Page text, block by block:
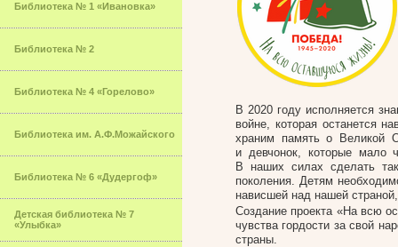
Библиотека № 1 «Ивановка»
Библиотека № 2
Библиотека № 4 «Горелово»
Библиотека им. А.Ф.Можайского
Библиотека № 6 «Дудергоф»
Детская библиотека № 7
«Улыбка»
В 2020 году исполняется
войне, которая останется
храним память о Великой
и девчонок, которые мало
В наших силах сделать
поколения. Детям
нависшей над нашей
Создание проекта «На всю
чувства гордости за свой
страны.